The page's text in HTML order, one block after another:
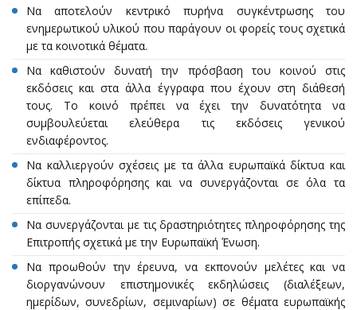
Να αποτελούν κεντρικό πυρήνα συγκέντρωσης του
ενημερωτικού υλικού που παράγουν οι φορείς τους σχετικά
με τα κοινοτικά θέματα.
Να καθιστούν δυνατή την πρόσβαση του κοινού στις
εκδόσεις και στα άλλα έγγραφα που έχουν στη διάθεσή
τους. Το κοινό πρέπει να έχει την δυνατότητα να
συμβουλεύεται ελεύθερα τις εκδόσεις γενικού
ενδιαφέροντος.
Να καλλιεργούν σχέσεις με τα άλλα ευρωπαϊκά δίκτυα και
δίκτυα πληροφόρησης και να συνεργάζονται σε όλα τα
επίπεδα.
Να συνεργάζονται με τις δραστηριότητες πληροφόρησης της
Επιτροπής σχετικά με την Ευρωπαϊκή Ένωση.
Να προωθούν την έρευνα, να εκπονούν μελέτες και να
διοργανώνουν επιστημονικές εκδηλώσεις (διαλέξεων,
ημερίδων, συνεδρίων, σεμιναρίων) σε θέματα ευρωπαϊκής